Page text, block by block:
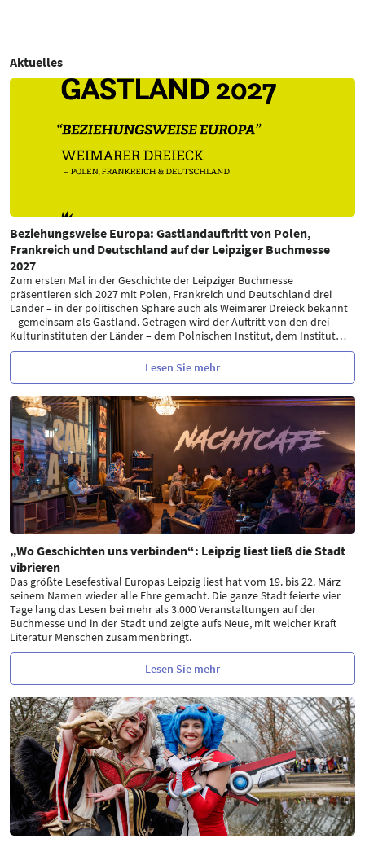
Aktuelles
Beziehungsweise Europa: Gastlandauftritt von Polen,
Frankreich und Deutschland auf der Leipziger Buchmesse
2027
Zum ersten Mal in der Geschichte der Leipziger Buchmesse
präsentieren sich 2027 mit Polen, Frankreich und Deutschland drei
Länder – in der politischen Sphäre auch als Weimarer Dreieck bekannt
– gemeinsam als Gastland. Getragen wird der Auftritt von den drei
Kulturinstituten der Länder – dem Polnischen Institut, dem Institut…
Lesen Sie mehr
„Wo Geschichten uns verbinden“: Leipzig liest ließ die Stadt
vibrieren
Das größte Lesefestival Europas Leipzig liest hat vom 19. bis 22. März
seinem Namen wieder alle Ehre gemacht. Die ganze Stadt feierte vier
Tage lang das Lesen bei mehr als 3.000 Veranstaltungen auf der
Buchmesse und in der Stadt und zeigte aufs Neue, mit welcher Kraft
Literatur Menschen zusammenbringt.
Lesen Sie mehr